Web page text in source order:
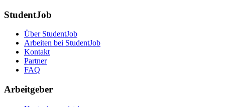
StudentJob
Über StudentJob
Arbeiten bei StudentJob
Kontakt
Partner
FAQ
Arbeitgeber